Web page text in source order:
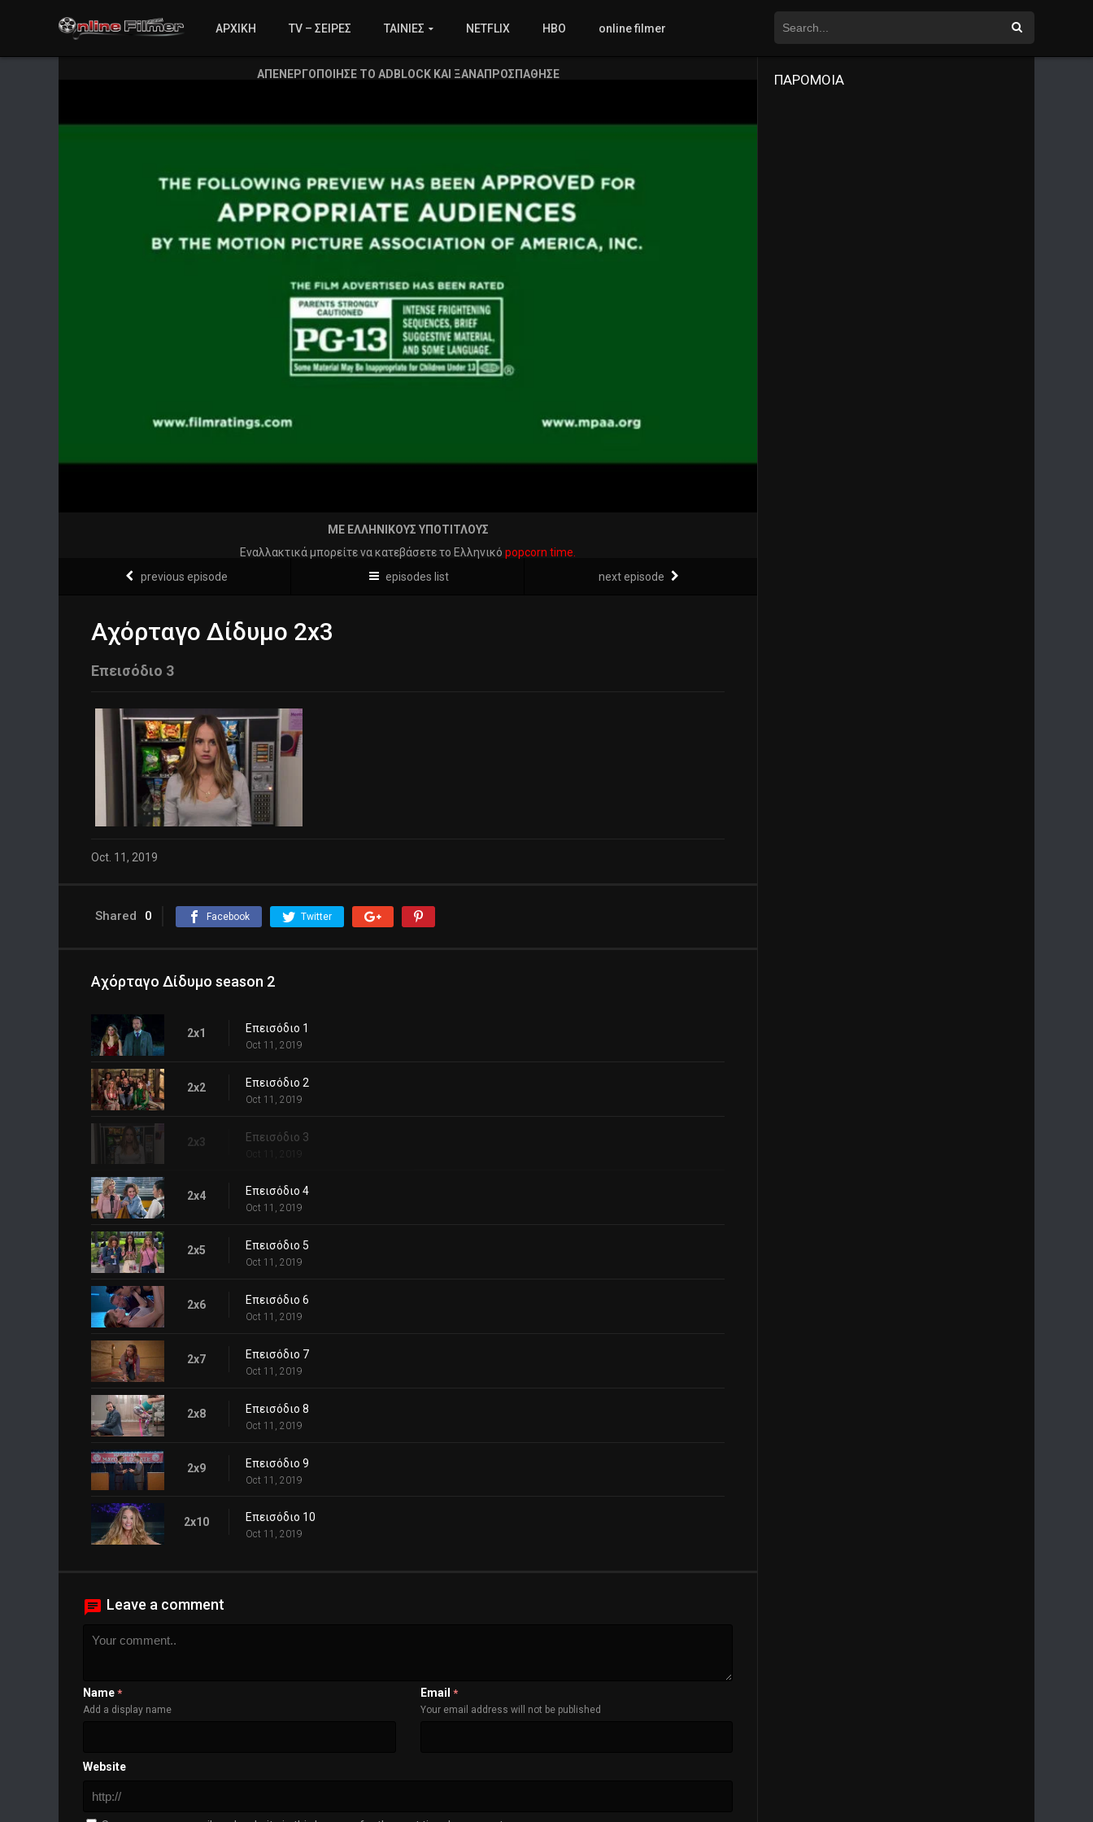
ΑΡΧΙΚΗ TV – ΣΕΙΡΕΣ ΤΑΙΝΙΕΣ NETFLIX HBO online filmer
ΑΠΕΝΕΡΓΟΠΟΙΗΣΕ ΤΟ ADBLOCK ΚΑΙ ΞΑΝΑΠΡΟΣΠΑΘΗΣΕ
ΜΕ ΕΛΛΗΝΙΚΟΥΣ ΥΠΟΤΙΤΛΟΥΣ
Εναλλακτικά μπορείτε να κατεβάσετε το Ελληνικό popcorn time.
previous episode
episodes list next episode
Αχόρταγο Δίδυμο 2x3
Επεισόδιο 3
Oct. 11, 2019
Shared 0 Facebook Twitter
Αχόρταγο Δίδυμο season 2
2x1 Επεισόδιο 1
Oct 11, 2019
2x2 Επεισόδιο 2
Oct 11, 2019
2x3 Επεισόδιο 3
Oct 11, 2019
2x4 Επεισόδιο 4
Oct 11, 2019
2x5 Επεισόδιο 5
Oct 11, 2019
2x6 Επεισόδιο 6
Oct 11, 2019
2x7 Επεισόδιο 7
Oct 11, 2019
2x8 Επεισόδιο 8
Oct 11, 2019
2x9 Επεισόδιο 9
Oct 11, 2019
2x10 Επεισόδιο 10
Oct 11, 2019
Leave a comment
Name *
Add a display name
Email *
Your email address will not be published
Website
ΠΑΡΟΜΟΙΑ